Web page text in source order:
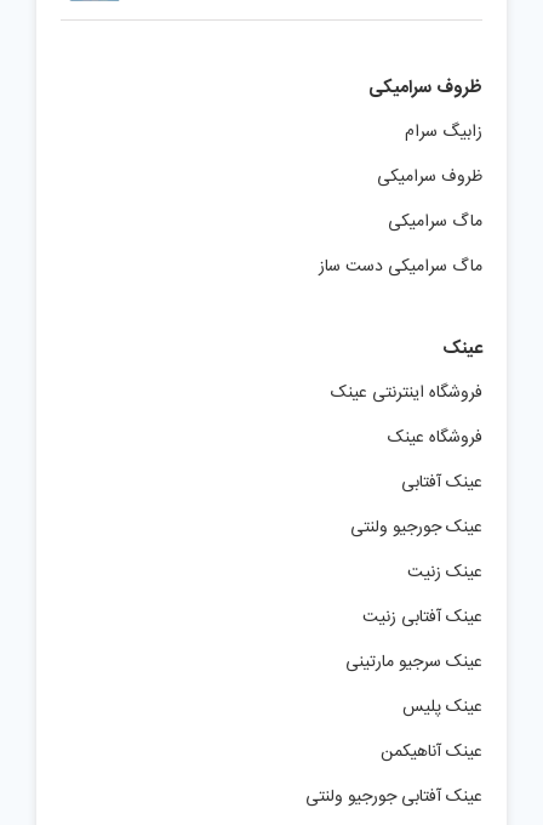
ظروف سرامیکی
زابیگ سرام
ظروف سرامیکی
ماگ سرامیکی
ماگ سرامیکی دست ساز
عینک
فروشگاه اینترنتی عینک
فروشگاه عینک
عینک آفتابی
عینک جورجیو ولنتی
عینک زنیت
عینک آفتابی زنیت
عینک سرجیو مارتینی
عینک پلیس
عینک آناهیکمن
عینک آفتابی جورجیو ولنتی